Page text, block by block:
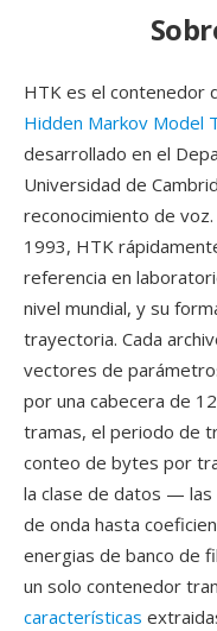
HTK es el contenedor
Hidden Markov Model
desarrollado en el
Universidad de
reconocimiento de
1993, HTK
referencia en
nivel mundial, y su
trayectoria. Cada
vectores de
por una cabecera de
tramas, el periodo de
conteo de bytes por
la clase de datos — las
de onda hasta
energias de banco de
un solo contenedor
características